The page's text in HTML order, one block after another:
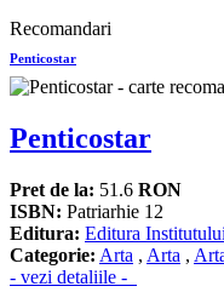
Recomandari
Penticostar
Penticostar
Pret de la: 51.6 RON
ISBN: Patriarhie 12
Editura: Editura
Categorie: Arta , Arta ,
- vezi detaliile -